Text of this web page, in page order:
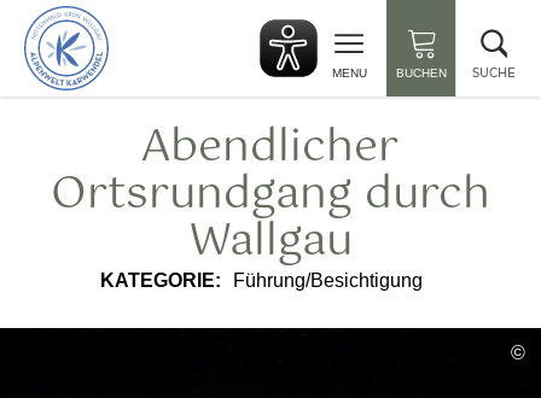
zurück
zur
Startseite
MENU BUCHEN SUCHE
Abendlicher
Ortsrundgang durch
Wallgau
KATEGORIE: Führung/Besichtigung
©